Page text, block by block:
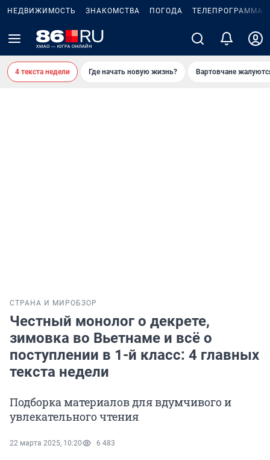
НЕДВИЖИМОСТЬ ЗНАКОМСТВА ПОГОДА ТЕЛЕПРОГРАММА
4 текста недели Где начать новую жизнь? Вартовчане
СТРАНА И МИРОБЗОР
Честный монолог о декрете,
зимовка во Вьетнаме и всё о
поступлении в 1-й класс: 4 главных
текста недели
Подборка материалов для вдумчивого и
увлекательного чтения
22 марта 2025, 10:20 6 483